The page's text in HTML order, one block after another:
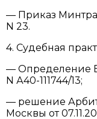
— Приказ
N 23.
4. Судебная
— Определение
N А40-111744/13;
— решение
Москвы от